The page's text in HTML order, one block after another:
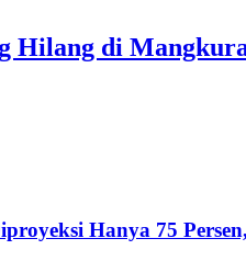
Hilang di
Hanya 75